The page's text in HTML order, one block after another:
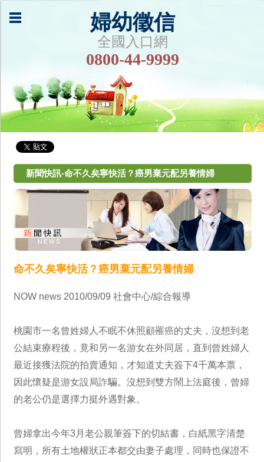
婦幼徵信
全國入口網
0800-44-9999
新聞快訊-命不久矣寧快活？癌男棄元配另養情婦
命不久矣寧快活？癌男棄元配另養情婦
NOW news 2010/09/09 社會中心/綜合報導
桃園市一名曾姓婦人不眠不休照顧罹癌的丈夫，沒想到老
公結束療程後，竟和另一名游女在外同居，直到曾姓婦人
最近接獲法院的拍賣通知，才知道丈夫簽下4千萬本票，
因此懷疑是游女設局詐騙。沒想到雙方鬧上法庭後，曾婦
的老公仍是選擇力挺外遇對象。
曾婦拿出今年3月老公親筆簽下的切結書，白紙黑字清楚
寫明，所有土地權狀正本都交由妻子處理，同時也保證不